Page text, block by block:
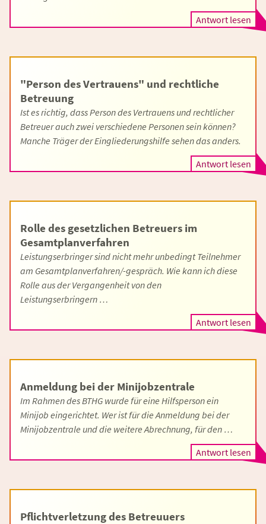
Antwort lesen
"Person des Vertrauens" und rechtliche
Betreuung
Ist es richtig, dass Person des Vertrauens und rechtlicher
Betreuer auch zwei verschiedene Personen sein können?
Manche Träger der Eingliederungshilfe sehen das anders.
Antwort lesen
Rolle des gesetzlichen Betreuers im
Gesamtplanverfahren
Leistungserbringer sind nicht mehr unbedingt Teilnehmer
am Gesamtplanverfahren/-gespräch. Wie kann ich diese
Rolle aus der Vergangenheit von den
Leistungserbringern …
Antwort lesen
Anmeldung bei der Minijobzentrale
Im Rahmen des BTHG wurde für eine Hilfsperson ein
Minijob eingerichtet. Wer ist für die Anmeldung bei der
Minijobzentrale und die weitere Abrechnung, für den …
Antwort lesen
Pflichtverletzung des Betreuuers